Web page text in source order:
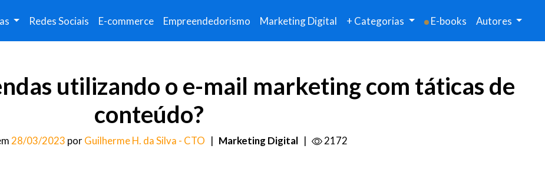
Redes Sociais E-commerce Empreendedorismo Marketing Digital + Categorias E-books Autores
utilizando o e-mail marketing com táticas de
conteúdo?
28/03/2023 porGuilherme H. da Silva - CTO | Marketing Digital | 2172